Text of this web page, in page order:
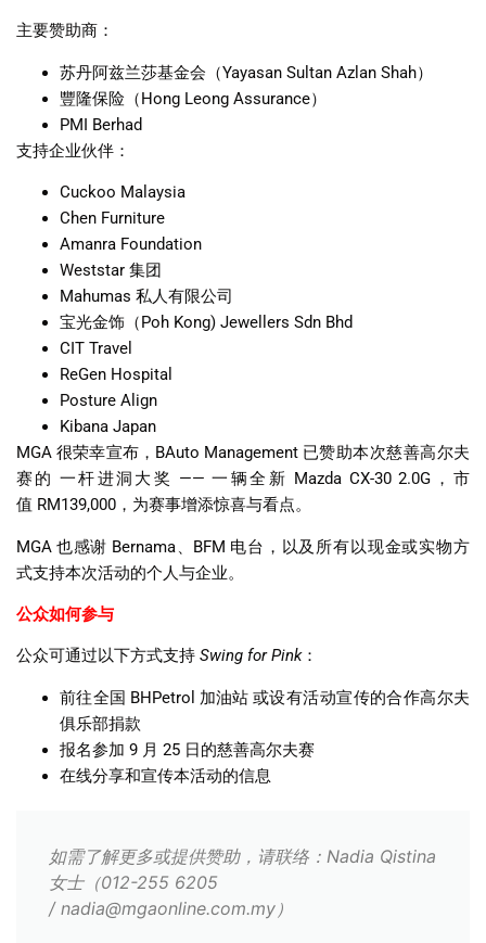
主要赞助商：
苏丹阿兹兰莎基金会（Yayasan Sultan Azlan Shah）
豐隆保险（Hong Leong Assurance）
PMI Berhad
支持企业伙伴：
Cuckoo Malaysia
Chen Furniture
Amanra Foundation
Weststar 集团
Mahumas 私人有限公司
宝光金饰（Poh Kong) Jewellers Sdn Bhd
CIT Travel
ReGen Hospital
Posture Align
Kibana Japan
MGA 很荣幸宣布， BAuto Management 已赞助本次慈善高尔夫
赛的 一杆进洞大奖 —— 一辆全新 Mazda CX-30 2.0G ，市
值 RM139,000 ，为赛事增添惊喜与看点。
MGA 也感谢 Bernama BFM 电台，以及所有以现金或实物方
式支持本次活动的个人与企业。
公众如何参与
公众可通过以下方式支持 Swing for Pink：
前往全国 BHPetrol 加油站 或设有活动宣传的合作高尔夫
俱乐部捐款
报名参加 9 月 25 日的慈善高尔夫赛
在线分享和宣传本活动的信息
如需了解更多或提供赞助，请联络：Nadia Qistina
女士（012-255 6205
/ nadia@mgaonline.com.my ）